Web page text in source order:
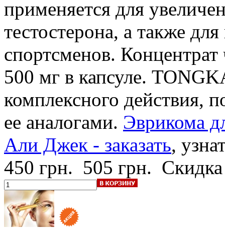
применяется для
тестостерона, а также
спортсменов.
500 мг в капсуле.
комплексного действия,
ее аналогами. Эврикома
Али Джек - заказать,
450 грн. 505 грн.